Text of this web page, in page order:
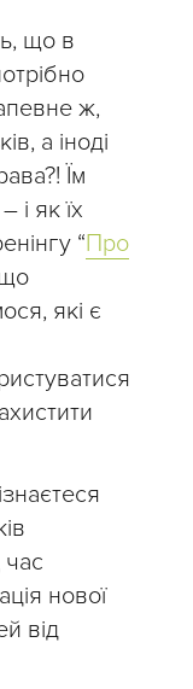
що в
ж,
а іноді
Їм
і як їх
“Про
які є
час
нової
від